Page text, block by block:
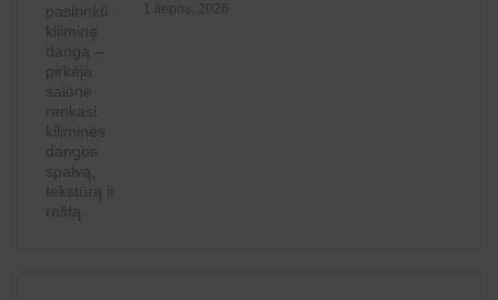
1 liepos, 2026